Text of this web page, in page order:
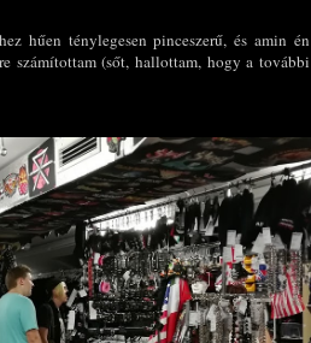
hűen ténylegesen pinceszerű, és amin én
számítottam (sőt, hallottam, hogy a további